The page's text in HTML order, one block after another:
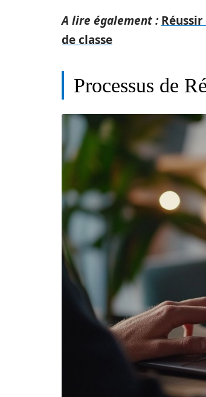
A lire également :
de classe
Processus de